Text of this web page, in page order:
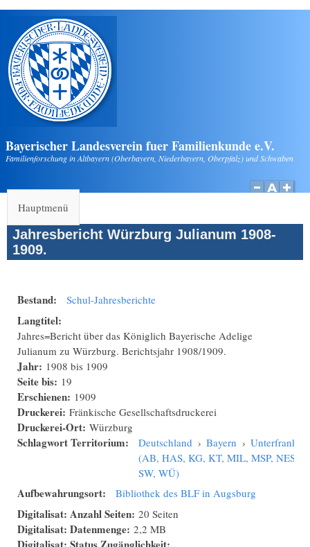
Direkt zum Inhalt
Bayerischer Landesverein fuer Familienkunde e.V.
Familienforschung in Altbayern (Oberbayern, Niederbayern, Oberpfalz) und Schwaben
Hauptmenü
Jahresbericht Würzburg Julianum 1908-
1909.
Bestand: Schul-Jahresberichte
Langtitel:
Jahres=Bericht über das Königlich Bayerische Adelige
Julianum zu Würzburg. Berichtsjahr 1908/1909.
Jahr: 1908 bis 1909
Seite bis: 19
Erschienen: 1909
Druckerei: Fränkische Gesellschaftsdruckerei
Druckerei-Ort: Würzburg
Schlagwort Territorium: Deutschland › Bayern › Unterfranken
(AB, HAS, KG, KT, MIL, MSP, NES,
SW, WÜ)
Aufbewahrungsort: Bibliothek des BLF in Augsburg
Digitalisat: Anzahl Seiten: 20 Seiten
Digitalisat: Datenmenge: 2,2 MB
Digitalisat: Status Zugänglichkeit: